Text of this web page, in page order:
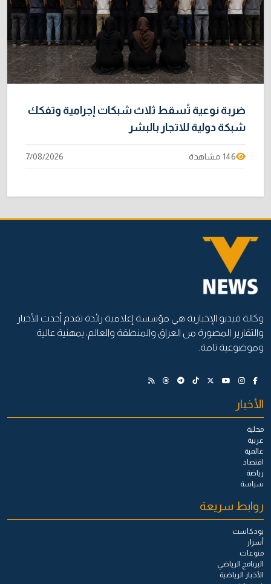
ضربة نوعية تُسقط ثلاث شبكات إجرامية وتفكك
شبكة دولية للاتجار بالبشر
146 مشاهدة 7/08/2026
وكالة فيديو الإخبارية هي مؤسسة إعلامية رائدة تقدم أحدث الأخبار
والتقارير المصورة من العراق والمنطقة والعالم، بمهنية عالية
وموضوعية تامة.
الأخبار
محلية
عربية
عالمية
اقتصاد
رياضة
سياسة
روابط سريعة
بودكاست
أسرار
منوعات
البرنامج الرياضي
الأخبار الرياضية